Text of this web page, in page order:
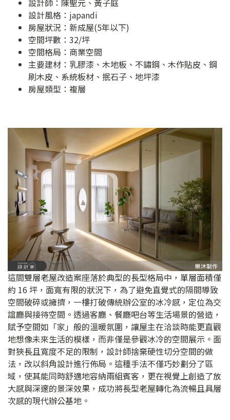
設計師：陳聖元、黃子庭
設計風格：japandi
房屋狀況：新成屋(5年以下)
空間坪數：32/坪
空間格局：商業空間
主要建材：乳膠漆、木地板、不鏽鋼、木作貼皮、鋼
刷木皮、系統板材、抿石子、地坪漆
房屋類型：複層
這間雙層老屋改造案座落於典型的長型格局中，單層面積僅
約 16 坪，面寬有限的狀況下，為了避免直覺式的隔間導致
空間破碎或擁擠，一樓打破傳統辦公室的冰冷感，定位為交
誼廳與接待空間。透過客廳、餐廳吧台等生活場景的營造，
賦予空間如「家」般的溫暖氛圍，讓屋主在洽談時能更直觀
地想像未來生活的模樣，而非僅是參觀冰冷的空間展示。面
對狹長且寬度不足的限制，設計師捨棄硬性切分空間的做
法，改以斜角設計進行佈局。這種手法不僅巧妙劃分了區
域，使其能同時舒適地容納兩組賓客，更在視覺上創造了放
大感與深邃的景深效果，成功將長型老屋轉化為流暢且具層
次感的現代辦公基地。